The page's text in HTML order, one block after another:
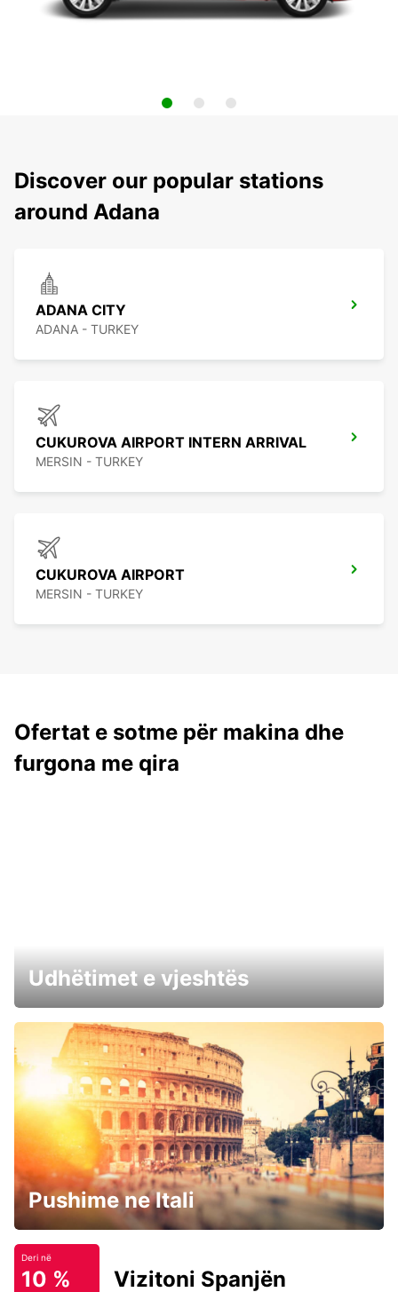
Discover our popular stations
around Adana
ADANA CITY
ADANA - TURKEY
CUKUROVA AIRPORT INTERN ARRIVAL
MERSIN - TURKEY
CUKUROVA AIRPORT
MERSIN - TURKEY
Ofertat e sotme për makina dhe
furgona me qira
Udhëtimet e vjeshtës
Pushime ne Itali
Deri në
10 % Vizitoni Spanjën